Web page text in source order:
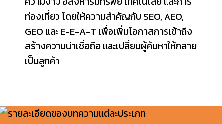
ท่องเที่ยว โดยให้ความสำคัญกับ SEO, AEO,
GEO และ E-E-A-T เพื่อเพิ่มโอกาสการเข้าถึง
สร้างความน่าเชื่อถือ และเปลี่ยนผู้ค้นหาให้กลาย
เป็นลูกค้า